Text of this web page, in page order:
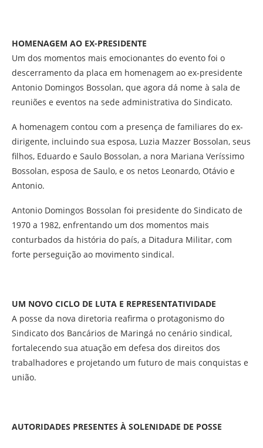
HOMENAGEM AO EX-PRESIDENTE
Um dos momentos mais emocionantes do evento foi o
descerramento da placa em homenagem ao ex-presidente
Antonio Domingos Bossolan, que agora dá nome à sala de
reuniões e eventos na sede administrativa do Sindicato.
A homenagem contou com a presença de familiares do ex-
dirigente, incluindo sua esposa, Luzia Mazzer Bossolan, seus
filhos, Eduardo e Saulo Bossolan, a nora Mariana Veríssimo
Bossolan, esposa de Saulo, e os netos Leonardo, Otávio e
Antonio.
Antonio Domingos Bossolan foi presidente do Sindicato de
1970 a 1982, enfrentando um dos momentos mais
conturbados da história do país, a Ditadura Militar, com
forte perseguição ao movimento sindical.
UM NOVO CICLO DE LUTA E REPRESENTATIVIDADE
A posse da nova diretoria reafirma o protagonismo do
Sindicato dos Bancários de Maringá no cenário sindical,
fortalecendo sua atuação em defesa dos direitos dos
trabalhadores e projetando um futuro de mais conquistas e
união.
AUTORIDADES PRESENTES À SOLENIDADE DE POSSE